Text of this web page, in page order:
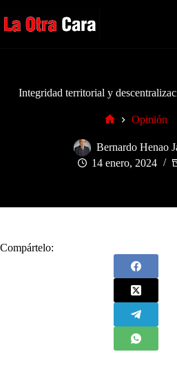
al
contenido
Integridad territorial y
Opinión
Bernardo Henao
14 enero, 2024
Compártelo: